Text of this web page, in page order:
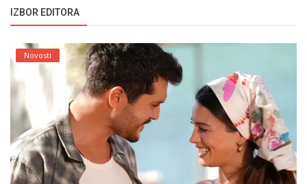
IZBOR EDITORA
Novosti